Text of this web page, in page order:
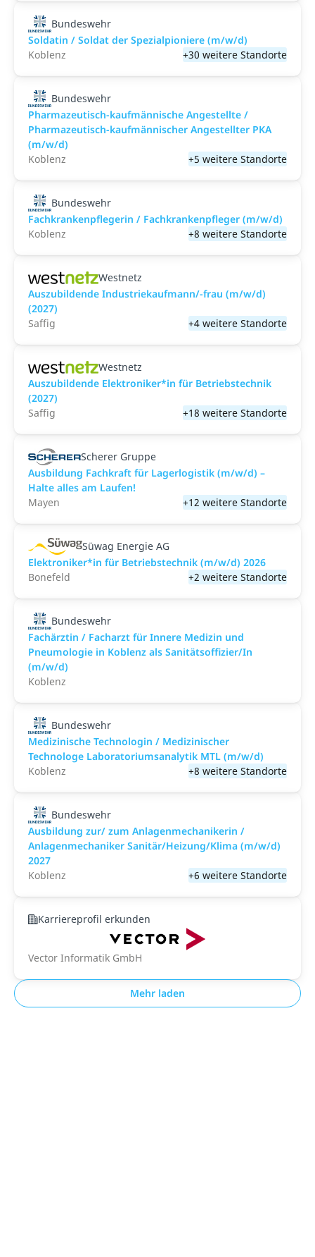
Bundeswehr
Soldatin / Soldat der Spezialpioniere (m/w/d)
Koblenz
+30 weitere Standorte
Bundeswehr
Pharmazeutisch-kaufmännische Angestellte /
Pharmazeutisch-kaufmännischer Angestellter PKA
(m/w/d)
Koblenz
+5 weitere Standorte
Bundeswehr
Fachkrankenpflegerin / Fachkrankenpfleger (m/w/d)
Koblenz
+8 weitere Standorte
Westnetz
Auszubildende Industriekaufmann/-frau (m/w/d)
(2027)
Saffig
+4 weitere Standorte
Westnetz
Auszubildende Elektroniker*in für Betriebstechnik
(2027)
Saffig
+18 weitere Standorte
Scherer Gruppe
Ausbildung Fachkraft für Lagerlogistik (m/w/d) –
Halte alles am Laufen!
Mayen
+12 weitere Standorte
Süwag Energie AG
Elektroniker*in für Betriebstechnik (m/w/d) 2026
Bonefeld
+2 weitere Standorte
Bundeswehr
Fachärztin / Facharzt für Innere Medizin und
Pneumologie in Koblenz als Sanitätsoffizier/In
(m/w/d)
Koblenz
Bundeswehr
Medizinische Technologin / Medizinischer
Technologe Laboratoriumsanalytik MTL (m/w/d)
Koblenz
+8 weitere Standorte
Bundeswehr
Ausbildung zur/ zum Anlagenmechanikerin /
Anlagenmechaniker Sanitär/Heizung/Klima (m/w/d)
2027
Koblenz
+6 weitere Standorte
Karriereprofil erkunden
Vector Informatik GmbH
Mehr laden